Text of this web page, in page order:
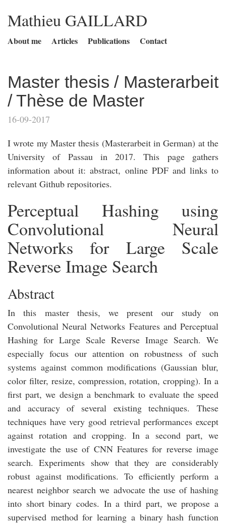
Mathieu GAILLARD
About me Articles Publications Contact
Master thesis / Masterarbeit
/ Thèse de Master
16-09-2017
I wrote my Master thesis (Masterarbeit in German) at the
University of Passau in 2017. This page gathers
information about it: abstract, online PDF and links to
relevant Github repositories.
Perceptual Hashing using
Convolutional Neural
Networks for Large Scale
Reverse Image Search
Abstract
In this master thesis, we present our study on
Convolutional Neural Networks Features and Perceptual
Hashing for Large Scale Reverse Image Search. We
especially focus our attention on robustness of such
systems against common modifications (Gaussian blur,
color filter, resize, compression, rotation, cropping). In a
first part, we design a benchmark to evaluate the speed
and accuracy of several existing techniques. These
techniques have very good retrieval performances except
against rotation and cropping. In a second part, we
investigate the use of CNN Features for reverse image
search. Experiments show that they are considerably
robust against modifications. To efficiently perform a
nearest neighbor search we advocate the use of hashing
into short binary codes. In a third part, we propose a
supervised method for learning a binary hash function